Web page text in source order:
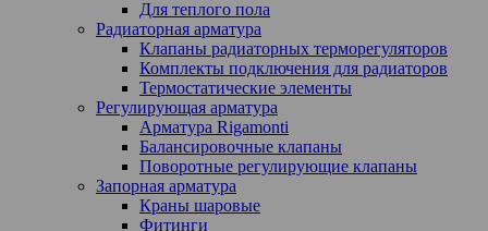
Для теплого пола
Радиаторная арматура
Клапаны радиаторных терморегуляторов
Комплекты подключения для радиаторов
Термостатические элементы
Регулирующая арматура
Арматура Rigamonti
Балансировочные клапаны
Поворотные регулирующие клапаны
Запорная арматура
Краны шаровые
Фитинги